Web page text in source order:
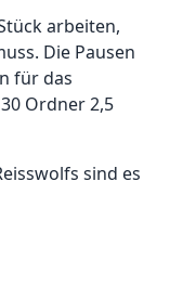
arbeiten,
Die Pausen
für das
Ordner 2,5
sind es